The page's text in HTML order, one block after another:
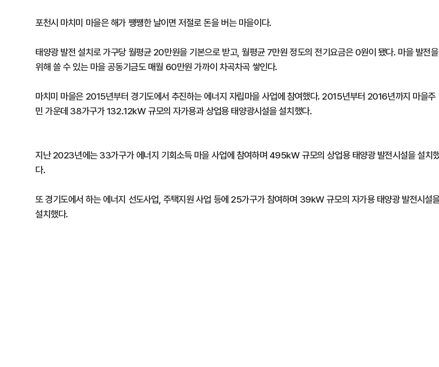
포천시 마치미 마을은 해가 쨍쨍한 날이면 저절로 돈을 버는 마을이다.
태양광 발전 설치로 가구당 월평균 20만원을 기본으로 받고, 월평균 7만원 정도의 전기요금은 0원이 됐다. 마을 발전을
위해 쓸 수 있는 마을 공동기금도 매월 60만원 가까이 차곡차곡 쌓인다.
마치미 마을은 2015년부터 경기도에서 추진하는 에너지 자립마을 사업에 참여했다. 2015년부터 2016년까지 마을주
민 가운데 38가구가 132.12kW 규모의 자가용과 상업용 태양광시설을 설치했다.
지난 2023년에는 33가구가 에너지 기회소득 마을 사업에 참여하며 495kW 규모의 상업용 태양광 발전시설을 설치
다.
또 경기도에서 하는 에너지 선도사업, 주택지원 사업 등에 25가구가 참여하며 39kW 규모의 자가용 태양광 발전시설
설치했다.